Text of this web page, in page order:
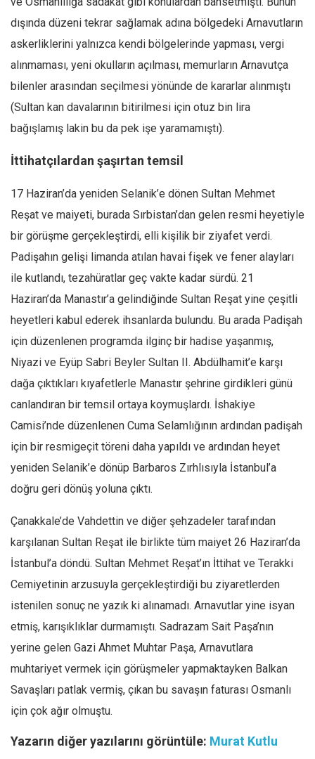
dışında düzeni tekrar sağlamak adına bölgedeki Arnavutların
askerliklerini yalnızca kendi bölgelerinde yapması, vergi
alınmaması, yeni okulların açılması, memurların Arnavutça
bilenler arasından seçilmesi yönünde de kararlar alınmıştı
(Sultan kan davalarının bitirilmesi için otuz bin lira
bağışlamış lakin bu da pek işe yaramamıştı).
İttihatçılardan şaşırtan temsil
17 Haziran’da yeniden Selanik’e dönen Sultan Mehmet
Reşat ve maiyeti, burada Sırbistan’dan gelen resmi heyetiyle
bir görüşme gerçekleştirdi, elli kişilik bir ziyafet verdi.
Padişahın gelişi limanda atılan havai fişek ve fener alayları
ile kutlandı, tezahüratlar geç vakte kadar sürdü. 21
Haziran’da Manastır’a gelindiğinde Sultan Reşat yine çeşitli
heyetleri kabul ederek ihsanlarda bulundu. Bu arada Padişah
için düzenlenen programda ilginç bir hadise yaşanmış,
Niyazi ve Eyüp Sabri Beyler Sultan II. Abdülhamit’e karşı
dağa çıktıkları kıyafetlerle Manastır şehrine girdikleri günü
canlandıran bir temsil ortaya koymuşlardı. İshakiye
Camisi’nde düzenlenen Cuma Selamlığının ardından padişah
için bir resmigeçit töreni daha yapıldı ve ardından heyet
yeniden Selanik’e dönüp Barbaros Zırhlısıyla İstanbul’a
doğru geri dönüş yoluna çıktı.
Çanakkale’de Vahdettin ve diğer şehzadeler tarafından
karşılanan Sultan Reşat ile birlikte tüm maiyet 26 Haziran’da
İstanbul’a döndü. Sultan Mehmet Reşat’ın İttihat ve Terakki
Cemiyetinin arzusuyla gerçekleştirdiği bu ziyaretlerden
istenilen sonuç ne yazık ki alınamadı. Arnavutlar yine isyan
etmiş, karışıklıklar durmamıştı. Sadrazam Sait Paşa’nın
yerine gelen Gazi Ahmet Muhtar Paşa, Arnavutlara
muhtariyet vermek için görüşmeler yapmaktayken Balkan
Savaşları patlak vermiş, çıkan bu savaşın faturası Osmanlı
için çok ağır olmuştu.
Yazarın diğer yazılarını görüntüle: Murat Kutlu